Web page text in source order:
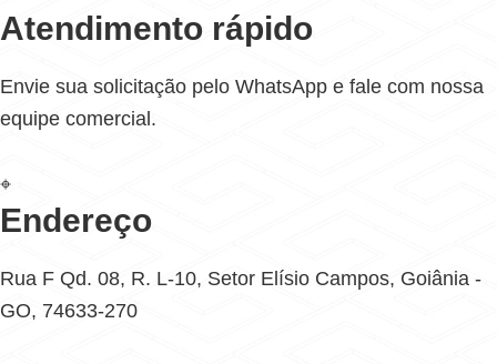
Atendimento rápido
Envie sua solicitação pelo WhatsApp e fale com nossa
equipe comercial.
⌖
Endereço
Rua F Qd. 08, R. L-10, Setor Elísio Campos, Goiânia -
GO, 74633-270